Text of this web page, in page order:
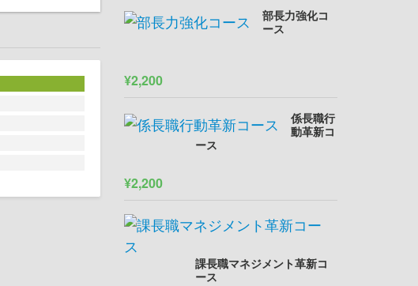
部長力強化コ
ース
¥2,200
係長職行
動革新コ
ース
¥2,200
課長職マネジメント革新コ
ース